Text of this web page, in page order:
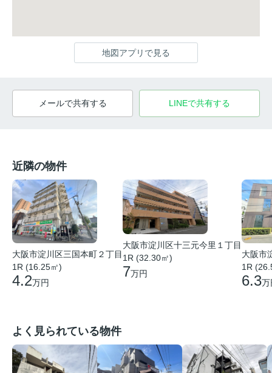
地図アプリで見る
メールで共有する LINEで共有する
近隣の物件
大阪市淀川区三国本町２丁目
1R (16.25㎡)
4.2万円
大阪市淀川区十三元今里１丁目
1R (32.30㎡)
7万円
大阪市
1R
6.3万
よく見られている物件